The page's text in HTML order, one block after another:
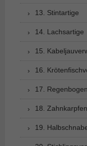
13. Stintartige
14. Lachsartige
15.
16.
17.
18.
19.